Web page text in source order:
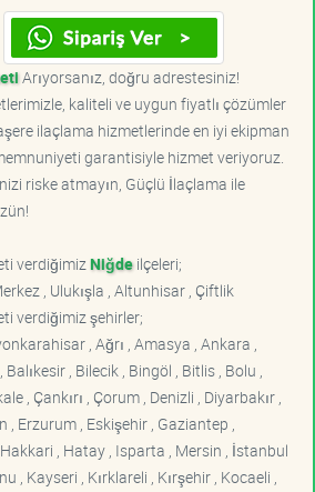
Arıyorsanız, doğru adrestesiniz!
kaliteli ve uygun fiyatlı çözümler
ilaçlama hizmetlerinde en iyi ekipman
garantisiyle hizmet veriyoruz.
riske atmayın, Güçlü İlaçlama ile
verdiğimiz Niğdeilçeleri;
, Ulukışla , Altunhisar , Çiftlik
verdiğimiz şehirler;
, Ağrı , Amasya , Ankara ,
, Bilecik , Bingöl , Bitlis , Bolu ,
, Çankırı , Çorum , Denizli , Diyarbakır ,
, Erzurum , Eskişehir , Gaziantep ,
, Hatay , Isparta , Mersin , İstanbul
, Kayseri , Kırklareli , Kırşehir , Kocaeli ,